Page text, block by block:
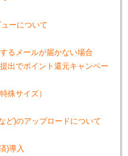
ーについて
るメールが届かない場合
出でポイント還元キャンペー
殊サイズ）
ど)のアップロードについて
)導入